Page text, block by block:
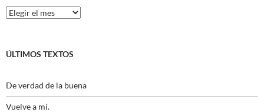
Histórico
ÚLTIMOS TEXTOS
De verdad de la buena
Vuelve a mí.